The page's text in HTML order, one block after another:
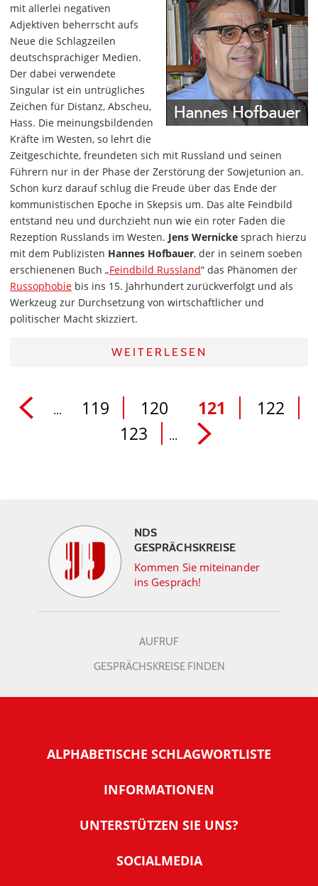
mit allerlei negativen
Adjektiven beherrscht aufs
Neue die Schlagzeilen
deutschsprachiger Medien.
Der dabei verwendete
Singular ist ein untrügliches
Zeichen für Distanz, Abscheu,
Hass. Die meinungsbildenden
Kräfte im Westen, so lehrt die
Zeitgeschichte, freundeten sich mit Russland und seinen
Führern nur in der Phase der Zerstörung der Sowjetunion an.
Schon kurz darauf schlug die Freude über das Ende der
kommunistischen Epoche in Skepsis um. Das alte Feindbild
entstand neu und durchzieht nun wie ein roter Faden die
Rezeption Russlands im Westen. Jens Wernicke sprach hierzu
mit dem Publizisten Hannes Hofbauer, der in seinem soeben
erschienenen Buch „Feindbild Russland“ das Phänomen der
Russophobie bis ins 15. Jahrhundert zurückverfolgt und als
Werkzeug zur Durchsetzung von wirtschaftlicher und
politischer Macht skizziert.
WEITERLESEN
... 119 120 121
122
123
...
NDS
GESPRÄCHSKREISE
Kommen Sie miteinander
ins Gespräch!
AUFRUF
GESPRÄCHSKREISE FINDEN
ALPHABETISCHE SCHLAGWORTLISTE
INFORMATIONEN
Warum NachDenkSeiten
Tipps zur Nutzung der NachDenkSeiten
UNTERSTÜTZEN SIE UNS?
SOCIALMEDIA